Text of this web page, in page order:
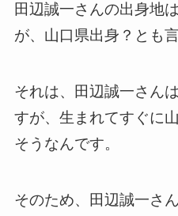
田辺誠一さんの出身地
が、山口県出身？とも
それは、田辺誠一さん
すが、生まれてすぐに
そうなんです。
そのため、田辺誠一さ